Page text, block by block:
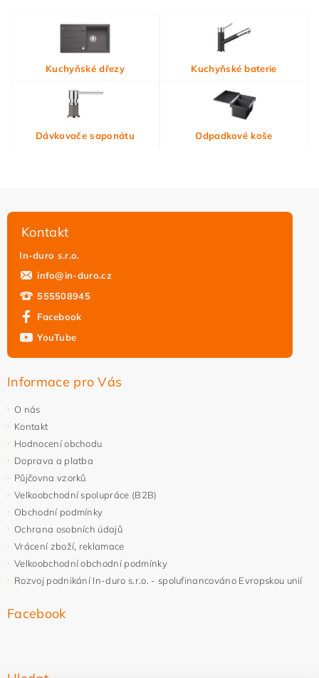
Vložením hodnocení souhlasíte s
podmínkami ochrany
osobních údajů
Kuchyňské dřezy Kuchyňské baterie
Dávkovače saponátu Odpadkové koše
Kontakt
In-duro s.r.o.
info@in-duro.cz
555508945
Facebook
YouTube
Informace pro Vás
O nás
Kontakt
Hodnocení obchodu
Doprava a platba
Půjčovna vzorků
Velkoobchodní spolupráce (B2B)
Obchodní podmínky
Ochrana osobních údajů
Vrácení zboží, reklamace
Velkoobchodní obchodní podmínky
Rozvoj podnikání In-duro s.r.o. - spolufinancováno Evropskou unií
Facebook